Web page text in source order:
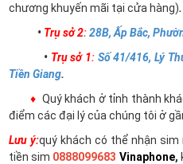
chương khuyến mãi tại cửa hàng).
• Trụ sở 2:28B, Ấp Bắc,
• Trụ sở 1: Số 41/416, Lý
Tiền Giang.
♦ Quý khách ở tỉnh thành
điểm các đại lý của chúng tôi ở
Lưu ý:quý khách có thể nhận
tiền sim 0888099683 Vinaphone,